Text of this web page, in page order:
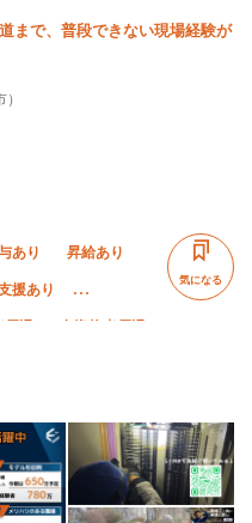
まで、普段できない現場経験が
あり 昇給あり
援あり
気になる